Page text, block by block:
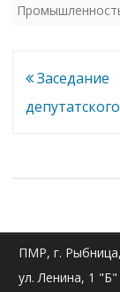
Навигация
по
Заседание
ПМР, г. Рыбница,
ул. Ленина, 1 "Б"